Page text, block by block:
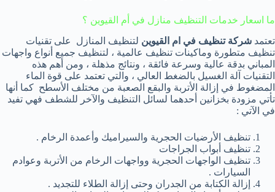
ما اسعار خدمات التنظيف منازل في أم القيوين ؟
تعتمد شركة تنظيف في ام القيوين لتنظيف المنازل على تقنيات
تنظيف متطورة وماكينات تنظيف عالمية ، لتنظيف جميع أنواع واجهات
المباني بدقة عالية وسرعة فائقة ، ونتائج مذهلة ، ومن أهم هذه
التقنيات آلة الغسيل بالضغط العالي ، والتي تعتمد على قوة الماء
المضغوط في إزالة الأتربة والبقع الصعبة من مختلف الأسطح كما أنها
تأتي مزودة بخزانين أحدهما لسائل التنظيف والآخر للشطف فهي تفيد
في الآتي :
تنظيف الأرضيات الحجرية والسيراميك وأعمدة الرخام .
تنظيف أبواب الجراجات
تنظيف الواجهات الحجرية وواجهات الرخام من الأتربة وعوادم
السيارات .
إزالة الكتابة من الجدران وحتى إزالة الطلاء للتجديد .